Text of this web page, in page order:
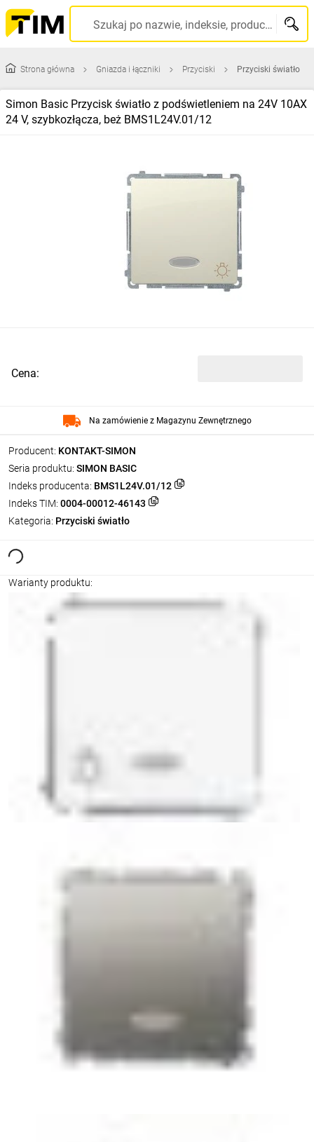
Szukaj po nazwie, indeksie, producencie, kodzie kreskowym...
Strona główna Gniazda i łączniki Przyciski Przyciski światło
Simon Basic Przycisk światło z podświetleniem na 24V 10AX
24 V, szybkozłącza, beż BMS1L24V.01/12
Producent: KONTAKT-SIMON
Seria produktu: SIMON BASIC
Indeks producenta: BMS1L24V.01/12
Indeks TIM: 0004-00012-46143
Kategoria: Przyciski światło
Warianty produktu:
Cena:
Na zamówienie z Magazynu Zewnętrznego